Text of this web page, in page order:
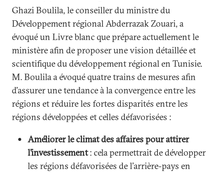
Ghazi Boulila, le conseiller du ministre du
Développement régional Abderrazak Zouari, a
évoqué un Livre blanc que prépare actuellement le
ministère afin de proposer une vision détaillée et
scientifique du développement régional en Tunisie.
M. Boulila a évoqué quatre trains de mesures afin
d’assurer une tendance à la convergence entre les
régions et réduire les fortes disparités entre les
régions développées et celles défavorisées :
Améliorer le climat des affaires pour attirer
l’investissement: cela permettrait de développer
les régions défavorisées de l’arrière-pays en